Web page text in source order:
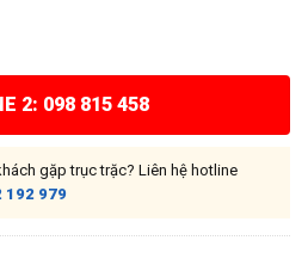
2: 098 815 458
gặp trục trặc? Liên hệ hotline
192 979